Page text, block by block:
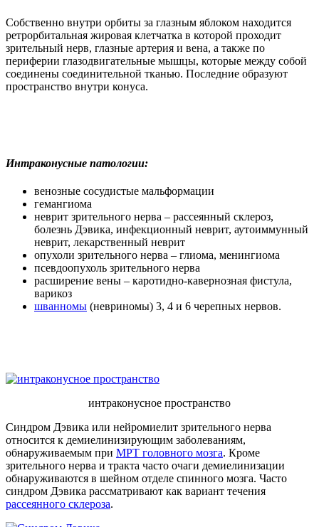
Собственно внутри орбиты за глазным яблоком находится
ретрорбитальная жировая клетчатка в которой проходит
зрительный нерв, глазные артерия и вена, а также по
периферии глазодвигательные мышцы, которые между собой
соединены соединительной тканью. Последние образуют
пространство внутри конуса.
Интраконусные патологии:
венозные сосудистые мальформации
гемангиома
неврит зрительного нерва – рассеянный склероз,
болезнь Дэвика, инфекционный неврит, аутоиммунный
неврит, лекарственный неврит
опухоли зрительного нерва – глиома, менингиома
псевдоопухоль зрительного нерва
расширение вены – каротидно-кавернозная фистула,
варикоз
шванномы (невриномы) 3, 4 и 6 черепных нервов.
интраконусное пространство
Синдром Дэвика или нейромиелит зрительного нерва
относится к демиелинизирующим заболеваниям,
обнаруживаемым при МРТ головного мозга. Кроме
зрительного нерва и тракта часто очаги демиелинизации
обнаруживаются в шейном отделе спинного мозга. Часто
синдром Дэвика рассматривают как вариант течения
рассеянного склероза.